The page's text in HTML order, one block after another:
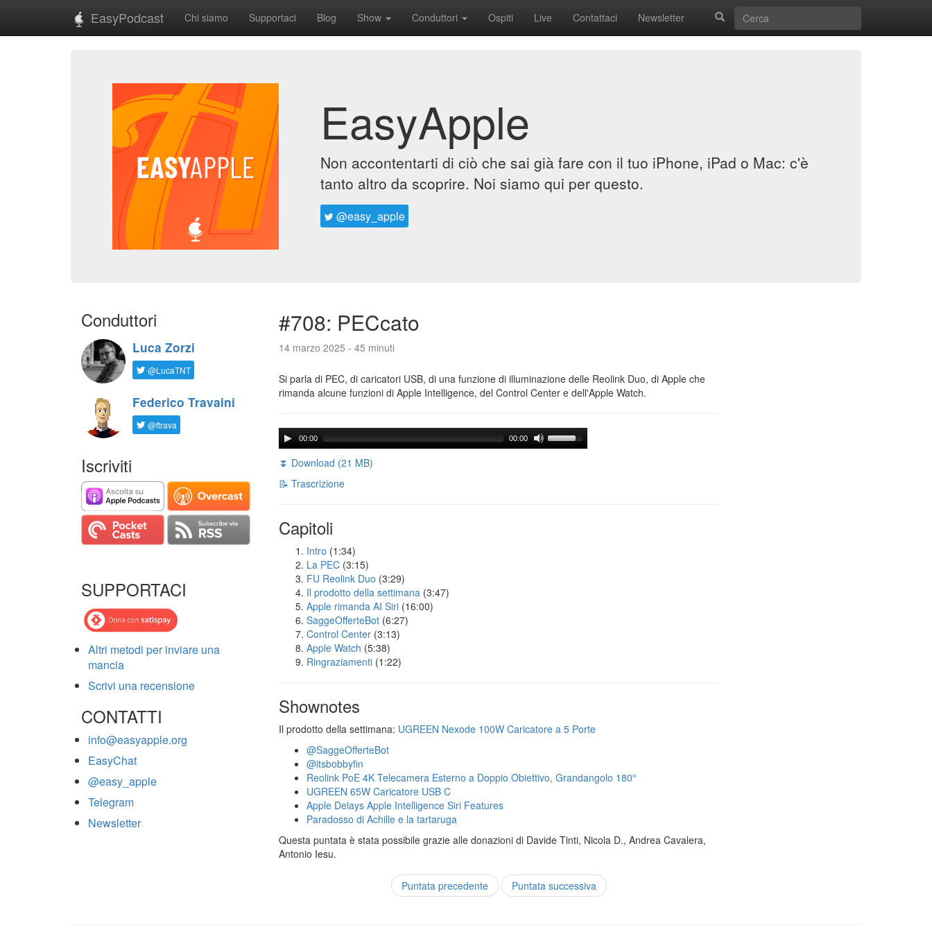
EasyPodcast Chi siamo Supportaci Blog Show Conduttori Ospiti Live Contattaci Newsletter
EasyApple
Non accontentarti di ciò che sai già fare con il tuo iPhone, iPad o Mac: c'è
tanto altro da scoprire. Noi siamo qui per questo.
@easy_apple
Conduttori
Luca Zorzi
@LucaTNT
Federico Travaini
@ftrava
Iscriviti
SUPPORTACI
Altri metodi per inviare una
mancia
Scrivi una recensione
CONTATTI
info@easyapple.org
EasyChat
@easy_apple
Telegram
Newsletter
#708: PECcato
14 marzo 2025 - 45 minuti
Si parla di PEC, di caricatori USB, di una funzione di illuminazione delle Reolink Duo, di Apple che
rimanda alcune funzioni di Apple Intelligence, del Control Center e dell'Apple Watch.
00:00 00:00
⏬ Download (21 MB)
📝 Trascrizione
Capitoli
Intro (1:34)
La PEC (3:15)
FU Reolink Duo (3:29)
Il prodotto della settimana (3:47)
Apple rimanda AI Siri (16:00)
SaggeOfferteBot (6:27)
Control Center (3:13)
Apple Watch (5:38)
Ringraziamenti (1:22)
Shownotes
Il prodotto della settimana: UGREEN Nexode 100W Caricatore a 5 Porte
@SaggeOfferteBot
@itsbobbyfin
Reolink PoE 4K Telecamera Esterno a Doppio Obiettivo, Grandangolo 180°
UGREEN 65W Caricatore USB C
Apple Delays Apple Intelligence Siri Features
Paradosso di Achille e la tartaruga
Questa puntata è stata possibile grazie alle donazioni di Davide Tinti, Nicola D., Andrea Cavalera,
Antonio Iesu.
Puntata precedente Puntata successiva